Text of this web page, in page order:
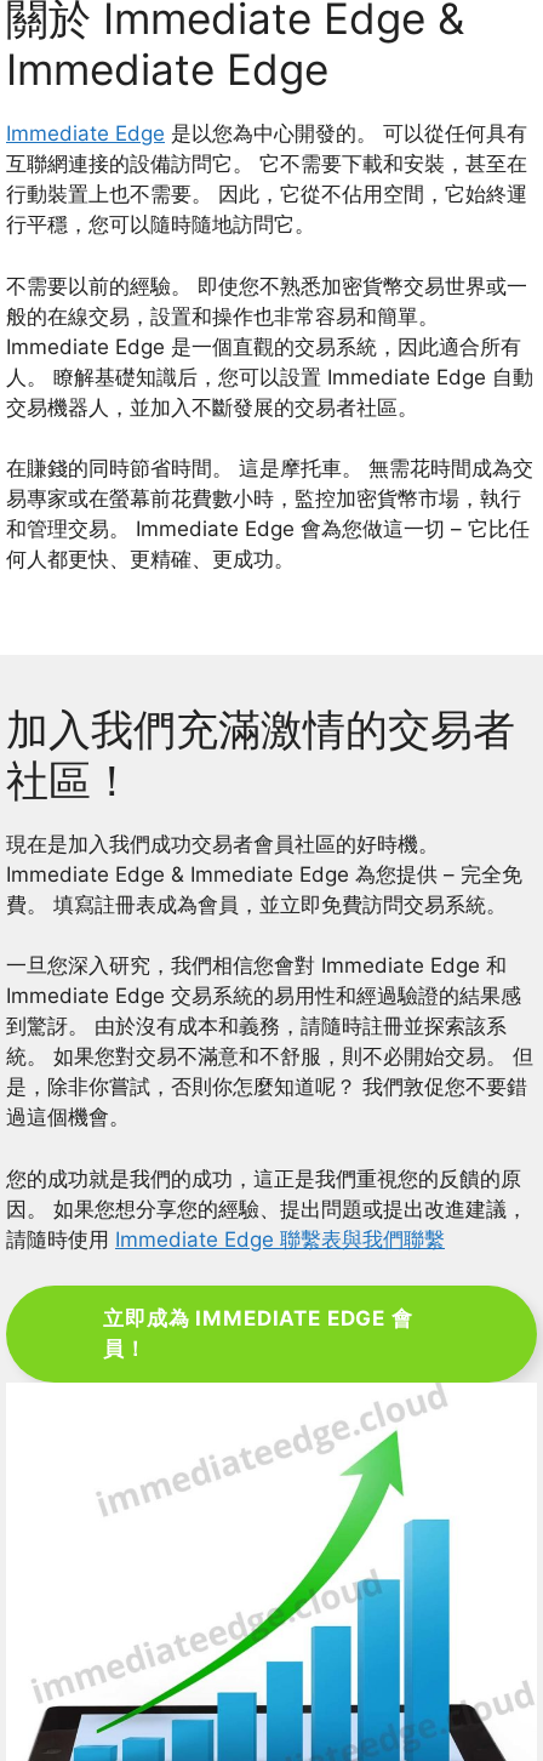
關於 Immediate Edge &
Immediate Edge
Immediate Edge 是以您為中心開發的。 可以從任何具有
互聯網連接的設備訪問它。 它不需要下載和安裝，甚至在
行動裝置上也不需要。 因此，它從不佔用空間，它始終運
行平穩，您可以隨時隨地訪問它。
不需要以前的經驗。 即使您不熟悉加密貨幣交易世界或一
般的在線交易，設置和操作也非常容易和簡單。
Immediate Edge 是一個直觀的交易系統，因此適合所有
人。 瞭解基礎知識后，您可以設置 Immediate Edge 自動
交易機器人，並加入不斷發展的交易者社區。
在賺錢的同時節省時間。 這是摩托車。 無需花時間成為交
易專家或在螢幕前花費數小時，監控加密貨幣市場，執行
和管理交易。 Immediate Edge 會為您做這一切 – 它比任
何人都更快、更精確、更成功。
加入我們充滿激情的交易者
社區！
現在是加入我們成功交易者會員社區的好時機。
Immediate Edge & Immediate Edge 為您提供 – 完全免
費。 填寫註冊表成為會員，並立即免費訪問交易系統。
一旦您深入研究，我們相信您會對 Immediate Edge 和
Immediate Edge 交易系統的易用性和經過驗證的結果感
到驚訝。 由於沒有成本和義務，請隨時註冊並探索該系
統。 如果您對交易不滿意和不舒服，則不必開始交易。 但
是，除非你嘗試，否則你怎麼知道呢？ 我們敦促您不要錯
過這個機會。
您的成功就是我們的成功，這正是我們重視您的反饋的原
因。 如果您想分享您的經驗、提出問題或提出改進建議，
請隨時使用 Immediate Edge 聯繫表與我們聯繫
立即成為 IMMEDIATE EDGE 會
員！